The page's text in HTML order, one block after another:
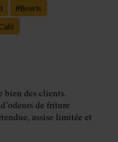
#Bowls
bien des clients.
de friture
assise limitée et